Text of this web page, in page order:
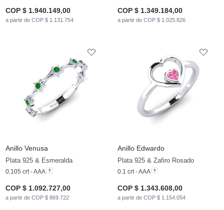
COP $ 1.940.149,00
a partir de COP $ 1.131.754
COP $ 1.349.184,00
a partir de COP $ 1.025.826
Anillo Venusa
Plata 925 & Esmeralda
0.105 crt - AAA
COP $ 1.092.727,00
a partir de COP $ 869.722
Anillo Edwardo
Plata 925 & Zafiro Rosado
0.1 crt - AAA
COP $ 1.343.608,00
a partir de COP $ 1.154.054